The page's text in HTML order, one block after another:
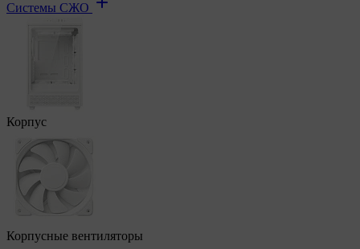
Системы СЖО
Корпус
Корпусные вентиляторы